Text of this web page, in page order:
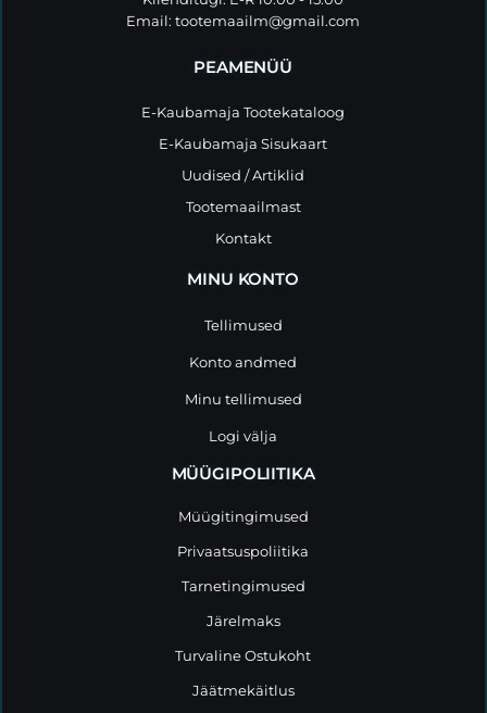
Email:tootemaailm@gmail.com
PEAMENÜÜ
E-Kaubamaja Tootekataloog
E-Kaubamaja Sisukaart
Uudised / Artiklid
Tootemaailmast
Kontakt
MINU KONTO
Tellimused
Konto andmed
Minu tellimused
Logi välja
MÜÜGIPOLIITIKA
Müügitingimused
Privaatsuspoliitika
Tarnetingimused
Järelmaks
Turvaline Ostukoht
Jäätmekäitlus